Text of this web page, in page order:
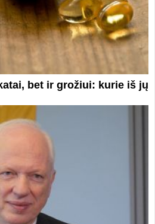
bet ir grožiui: kurie iš jų